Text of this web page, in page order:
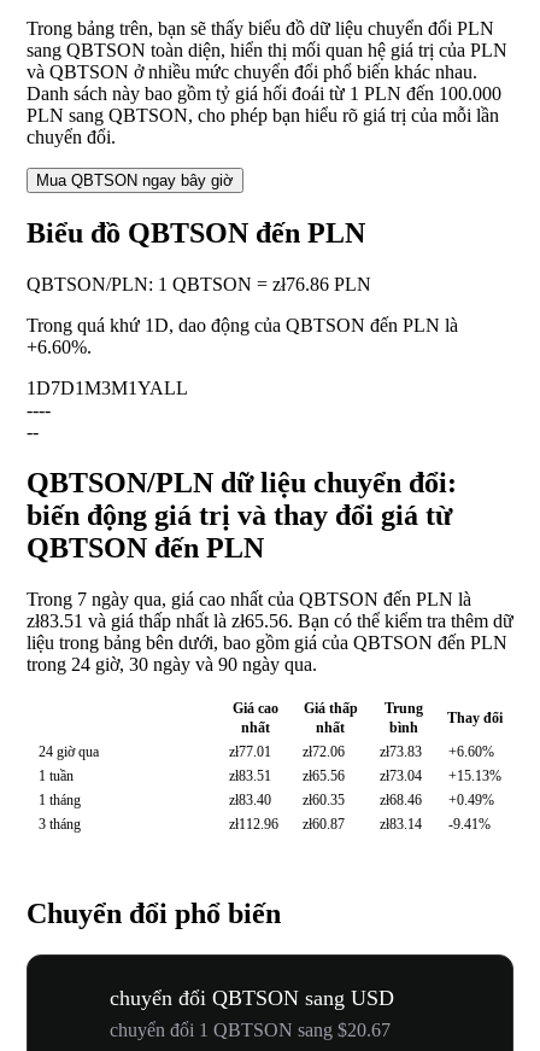
Trong bảng trên, bạn sẽ thấy biểu đồ dữ liệu chuyển đổi PLN
sang QBTSON toàn diện, hiển thị mối quan hệ giá trị của PLN
và QBTSON ở nhiều mức chuyển đổi phổ biến khác nhau.
Danh sách này bao gồm tỷ giá hối đoái từ 1 PLN đến 100.000
PLN sang QBTSON, cho phép bạn hiểu rõ giá trị của mỗi lần
chuyển đổi.
Mua QBTSON ngay bây giờ
Biểu đồ QBTSON đến PLN
QBTSON/PLN: 1 QBTSON = zł76.86 PLN
Trong quá khứ 1D, dao động của QBTSON đến PLN là
+6.60%.
1D7D1M3M1YALL
----
--
QBTSON/PLN dữ liệu chuyển đổi:
biến động giá trị và thay đổi giá từ
QBTSON đến PLN
Trong 7 ngày qua, giá cao nhất của QBTSON đến PLN là
zł83.51 và giá thấp nhất là zł65.56. Bạn có thể kiểm tra thêm dữ
liệu trong bảng bên dưới, bao gồm giá của QBTSON đến PLN
trong 24 giờ, 30 ngày và 90 ngày qua.
Giá cao
nhất
Giá thấp
nhất
Trung
bình
Thay đổi
24 giờ qua
zł77.01 zł72.06 zł73.83
+6.60%
1 tuần
zł83.51 zł65.56 zł73.04
+15.13%
1 tháng
zł83.40 zł60.35 zł68.46
+0.49%
3 tháng
zł112.96 zł60.87 zł83.14 -9.41%
Chuyển đổi phổ biến
chuyển đổi QBTSON sang USD
chuyển đổi 1 QBTSON sang $20.67